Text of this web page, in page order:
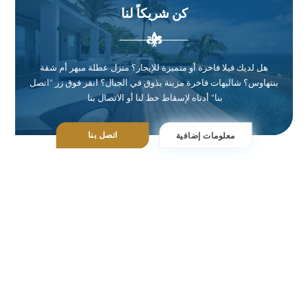
كن شريكاً لنا
هل لديك فيلا فاخرة أو متميزة للإيجار؟ منزل عطلة مبهر أم شقة
بنتهاوس؟ شاليهات فاخرة مزينة بذوق في الجبال؟ انقر فوق زر "اتصل
بنا" أدناه لإسقاط خط لنا أو الاتصال بنا.
معلومات إضافية اتصل بنا